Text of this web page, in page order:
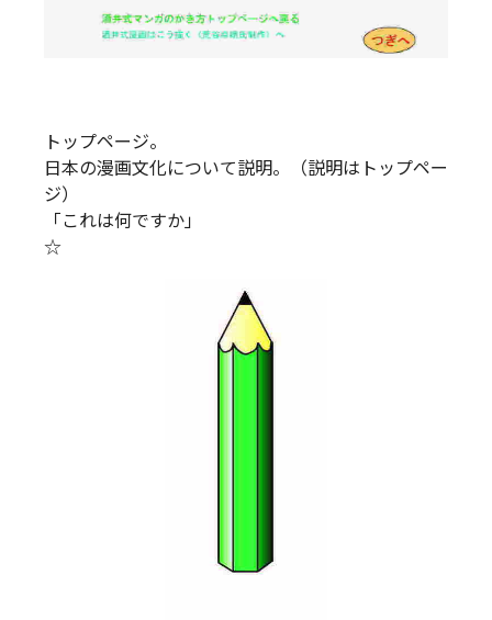
トップページ。
日本の漫画文化について説明。（説明はトップペー
ジ）
「これは何ですか」
☆